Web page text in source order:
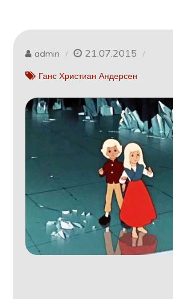
admin 21.07.2015
Ганс Христиан Андерсен